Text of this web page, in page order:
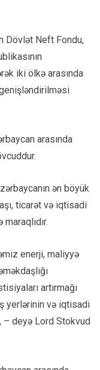
Dövlət Neft Fondu,
iki ölkə arasında
arasında
ən böyük
ticarət və iqtisadi
enerji, maliyyə
artırmağı
yerlərinin və iqtisadi
– deyə Lord Stokvud